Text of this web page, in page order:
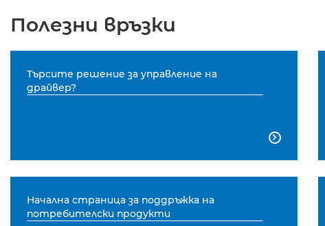
Полезни връзки
Търсите решение за управление на
драйвер?

Начална страница за поддръжка на
потребителски продукти